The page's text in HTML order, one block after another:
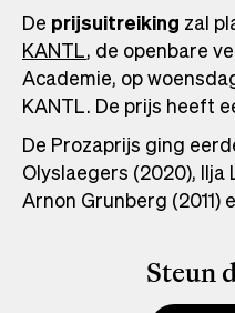
De prijsuitreiking zal
KANTL, de openbare
Academie, op
KANTL. De prijs heeft
De Prozaprijs ging
Olyslaegers (2020),
Arnon Grunberg (2011)
Steun